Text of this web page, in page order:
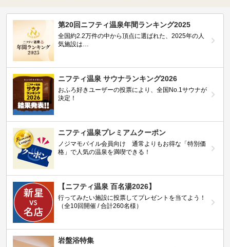
第20回ニフティ温泉年間ランキング2025
全国約2.2万件の中から頂点に選ばれた、2025年の人
気施設は…
ニフティ温泉 サウナランキング2026
おふろ好きユーザーの投票により、全国No.1サウナが
決定！
ニフティ温泉プレミアムクーポン
ノジマモバイル会員向け 通常よりもお得な「特別価
格」で人気の温泉を満喫できる！
【ニフティ温泉 百名湯2026】
行ってみたい施設に投票してプレゼントを当てよう！
（全10回開催 / 合計260名様）
岩盤浴特集